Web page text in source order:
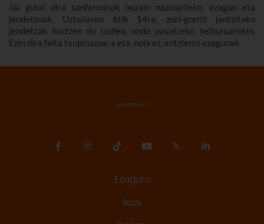
Jai gutxi dira sanferminak bezain nazioarteko, ezagun eta
jendetsuak. Uztailaren 6tik 14ra, zuri-gorriz jantzitako
jendetzak hartzen du Iruñea, ondo pasatzeko helburuarekin.
Ezin dira falta txupinazoa, a eta, nola ez, entzierro ezagunak.
Ezagutu
Ikasi